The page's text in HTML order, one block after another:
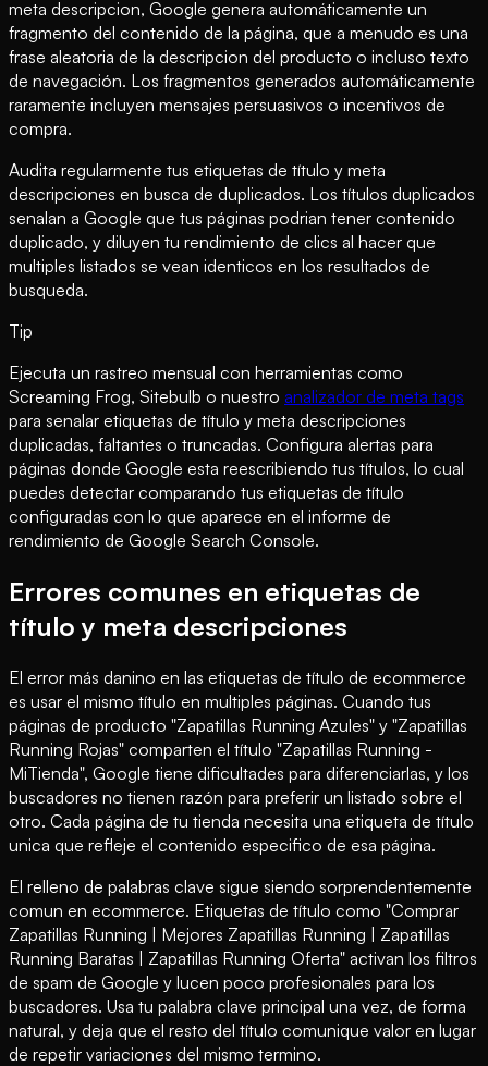
meta descripcion, Google genera automáticamente un
fragmento del contenido de la página, que a menudo es una
frase aleatoria de la descripcion del producto o incluso texto
de navegación. Los fragmentos generados automáticamente
raramente incluyen mensajes persuasivos o incentivos de
compra.
Audita regularmente tus etiquetas de título y meta
descripciones en busca de duplicados. Los títulos duplicados
senalan a Google que tus páginas podrian tener contenido
duplicado, y diluyen tu rendimiento de clics al hacer que
multiples listados se vean identicos en los resultados de
busqueda.
Tip
Ejecuta un rastreo mensual con herramientas como
Screaming Frog, Sitebulb o nuestro analizador de meta tags
para senalar etiquetas de título y meta descripciones
duplicadas, faltantes o truncadas. Configura alertas para
páginas donde Google esta reescribiendo tus títulos, lo cual
puedes detectar comparando tus etiquetas de título
configuradas con lo que aparece en el informe de
rendimiento de Google Search Console.
Errores comunes en etiquetas de
título y meta descripciones
El error más danino en las etiquetas de título de ecommerce
es usar el mismo título en multiples páginas. Cuando tus
páginas de producto "Zapatillas Running Azules" y "Zapatillas
Running Rojas" comparten el título "Zapatillas Running -
MiTienda", Google tiene dificultades para diferenciarlas, y los
buscadores no tienen razón para preferir un listado sobre el
otro. Cada página de tu tienda necesita una etiqueta de título
unica que refleje el contenido especifico de esa página.
El relleno de palabras clave sigue siendo sorprendentemente
comun en ecommerce. Etiquetas de título como "Comprar
Zapatillas Running | Mejores Zapatillas Running | Zapatillas
Running Baratas | Zapatillas Running Oferta" activan los filtros
de spam de Google y lucen poco profesionales para los
buscadores. Usa tu palabra clave principal una vez, de forma
natural, y deja que el resto del título comunique valor en lugar
de repetir variaciones del mismo termino.